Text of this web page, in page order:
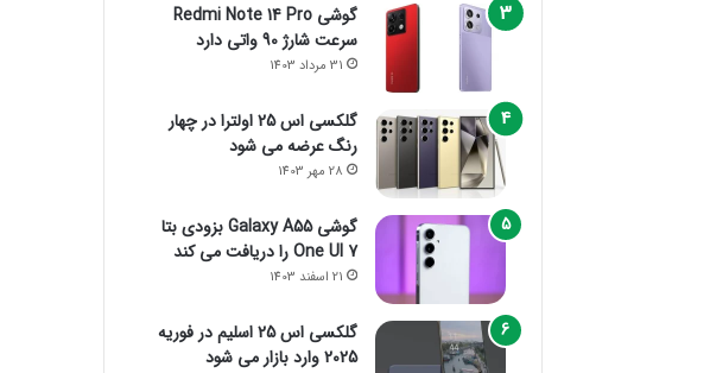
گوشی Redmi Note 14 Pro
سرعت شارژ 90 واتی دارد
31 مرداد 1403
گلکسی اس 25 اولترا در چهار
رنگ عرضه می شود
28 مهر 1403
گوشی Galaxy A55 بزودی بتا
One UI 7 را دریافت می کند
21 اسفند 1403
گلکسی اس 25 اسلیم در فوریه
2025 وارد بازار می شود